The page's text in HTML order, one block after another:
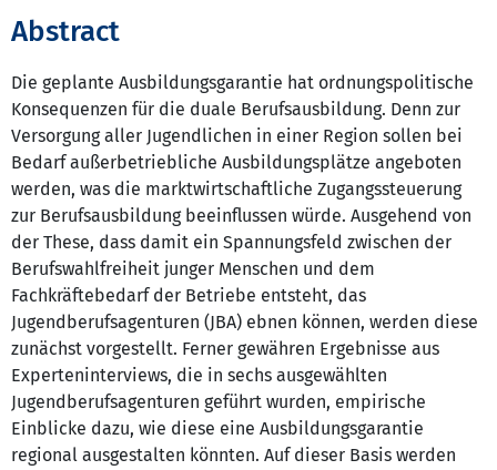
Abstract
Die geplante Ausbildungsgarantie hat ordnungspolitische
Konsequenzen für die duale Berufsausbildung. Denn zur
Versorgung aller Jugendlichen in einer Region sollen bei
Bedarf außerbetriebliche Ausbildungsplätze angeboten
werden, was die marktwirtschaftliche Zugangssteuerung
zur Berufsausbildung beeinflussen würde. Ausgehend von
der These, dass damit ein Spannungsfeld zwischen der
Berufswahlfreiheit junger Menschen und dem
Fachkräftebedarf der Betriebe entsteht, das
Jugendberufsagenturen (JBA) ebnen können, werden diese
zunächst vorgestellt. Ferner gewähren Ergebnisse aus
Experteninterviews, die in sechs ausgewählten
Jugendberufsagenturen geführt wurden, empirische
Einblicke dazu, wie diese eine Ausbildungsgarantie
regional ausgestalten könnten. Auf dieser Basis werden